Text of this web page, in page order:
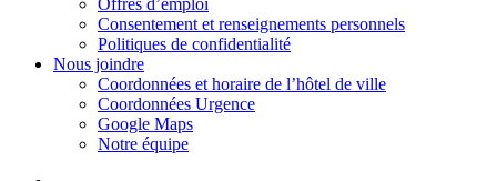
Offres d’emploi
Consentement et renseignements personnels
Politiques de confidentialité
Nous joindre
Coordonnées et horaire de l’hôtel de ville
Coordonnées Urgence
Google Maps
Notre équipe